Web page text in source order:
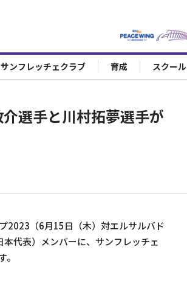
サンフレッチェクラブ 育成 スクール
選手と川村拓夢選手が
2023（6月15日（木）対エルサルバド
代表）メンバーに、サンフレッチェ